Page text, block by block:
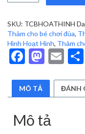
170,000 ₫.là:
Hoạt
Hình
số
lượng
SKU: TCBHOATHINH
Thảm cho bé chơi đùa,
Hình Hoạt Hình, Thảm
Facebook
MÔ TẢ ĐÁNH
Mô tả